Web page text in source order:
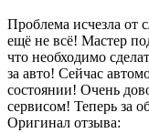
Проблема исчезла от
ещё не всё! Мастер
что необходимо
за авто! Сейчас
состоянии! Очень
сервисом! Теперь за
Оригинал отзыва: